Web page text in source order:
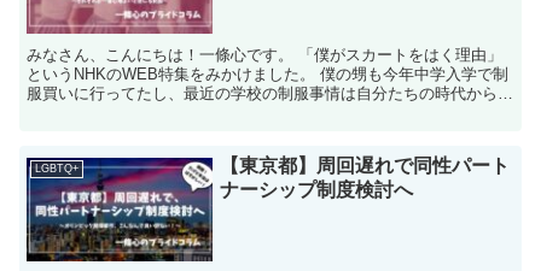
みなさん、こんにちは！一條心です。 「僕がスカートをはく理由」
というNHKのWEB特集をみかけました。 僕の甥も今年中学入学で制
服買いに行ってたし、最近の学校の制服事情は自分たちの時代からは
LGBTQ+
【東京都】周回遅れで同性パート
ナーシップ制度検討へ